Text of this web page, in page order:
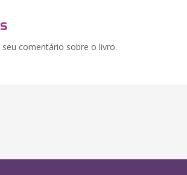
seu comentário sobre o livro.